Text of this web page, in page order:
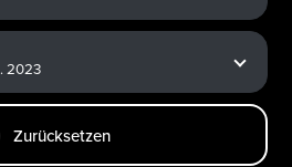
Zurücksetzen